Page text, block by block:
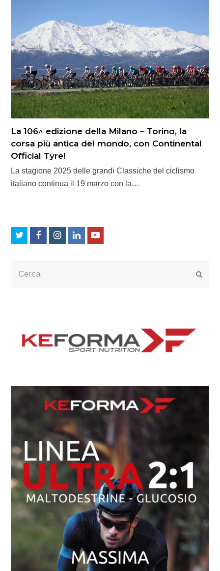
La 106^ edizione della Milano – Torino, la
corsa più antica del mondo, con Continental
Official Tyre!
La stagione 2025 delle grandi Classiche del ciclismo
italiano continua il 19 marzo con la…
TwitterFacebookInstagram
LinkedInYoutube